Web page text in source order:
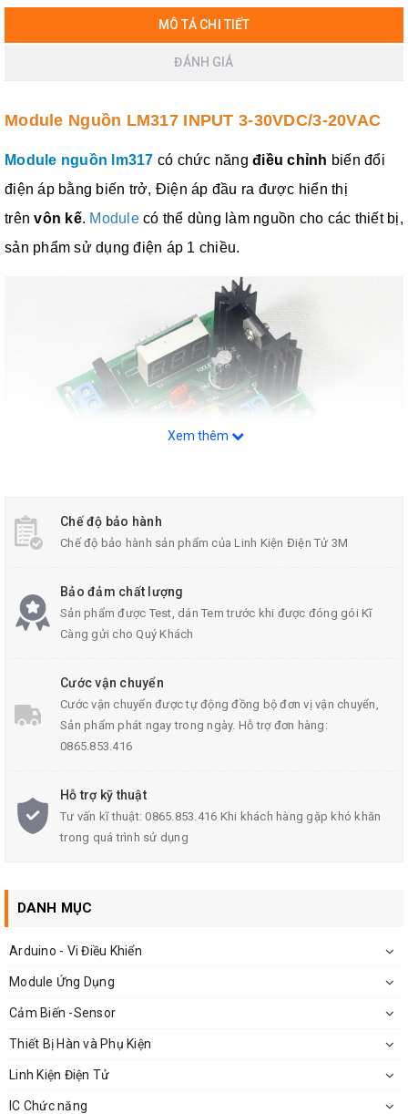
MÔ TẢ CHI TIẾT
ĐÁNH GIÁ
Module Nguồn LM317 INPUT 3-30VDC/3-20VAC
Module nguồn lm317 có chức năng điều chỉnh biến đổi
điện áp bằng biến trở, Điện áp đầu ra được hiển thị
trênvôn kế. Module có thể dùng làm nguồn cho các thiết bị,
sản phẩm sử dụng điện áp 1 chiều.
Thông Số Kĩ Thuật:
Kích thước mạch: 66mm x 48mm (Dài x Rộng)
Điện áp đầu vào: 3-30VDC hoặc 3-20VAC.
Điện áp đầu ra: 0-27VDC (Chú ý : vôn kế chỉ hiện thị khi
Vout >4V)
Xem thêm
Chế độ bảo hành
Chế độ bảo hành sản phẩm của Linh Kiện Điện Tử 3M
Bảo đảm chất lượng
Sản phẩm được Test, dán Tem trước khi được đóng gói Kĩ
Càng gửi cho Quý Khách
Cước vận chuyển
Cước vận chuyển được tự động đồng bộ đơn vị vận chuyển,
Sản phẩm phát ngay trong ngày. Hỗ trợ đơn hàng:
0865.853.416
Hỗ trợ kỹ thuật
Tư vấn kĩ thuật: 0865.853.416 Khi khách hàng gặp khó khăn
trong quá trình sử dụng
DANH MỤC
Arduino - Vi Điều Khiển
Module Ứng Dụng
Cảm Biến -Sensor
Thiết Bị Hàn và Phụ Kiện
Linh Kiện Điện Tử
IC Chức năng